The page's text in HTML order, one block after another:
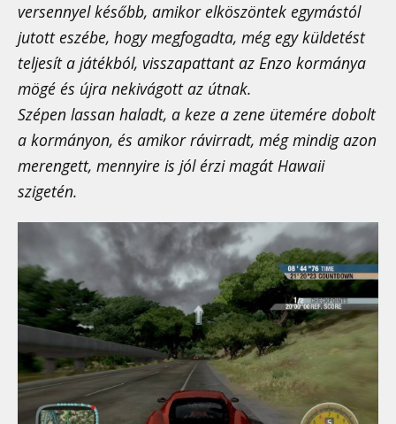
versennyel később, amikor elköszöntek egymástól
jutott eszébe, hogy megfogadta, még egy küldetést
teljesít a játékból, visszapattant az Enzo kormánya
mögé és újra nekivágott az útnak.
Szépen lassan haladt, a keze a zene ütemére dobolt
a kormányon, és amikor rávirradt, még mindig azon
merengett, mennyire is jól érzi magát Hawaii
szigetén.